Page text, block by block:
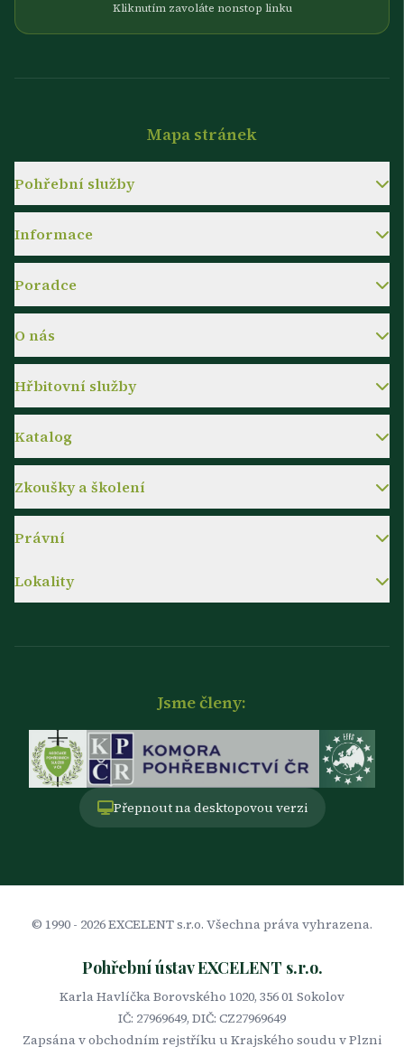
Kliknutím zavoláte nonstop linku
Mapa stránek
Pohřební služby
Informace
Poradce
O nás
Hřbitovní služby
Katalog
Zkoušky a školení
Právní
Lokality
Jsme členy:
Přepnout na desktopovou verzi
© 1990 - 2026EXCELENT s.r.o. Všechna práva vyhrazena.
Pohřební ústav EXCELENT s.r.o.
Karla Havlíčka Borovského 1020, 356 01 Sokolov
IČ: 27969649, DIČ: CZ27969649
Zapsána v obchodním rejstříku u Krajského soudu v Plzni